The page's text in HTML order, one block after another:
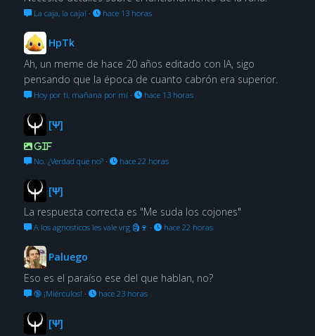
La caja, la caja! · hace 13 horas
HpTk
Ah, un meme de hace 20 años editado con IA, sigo
pensando que la época de cuanto cabrón era superior.
Hoy por ti, mañana por mí· hace 13 horas
[Ψ]
GIF
No. ¿Verdad que no?· hace 22 horas
[Ψ]
La respuesta correcta es "Me suda los cojones"
A los agnosticos les vale vrg 🗿🍷 · hace 22 horas
Paluego
Eso es el paraíso ese del que hablan, no?
🔞 ¡Miérculos! · hace 23 horas
[Ψ]